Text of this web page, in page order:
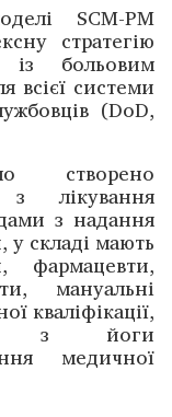
SCM-PM
­стратегію
із больовим
­всієї системи
(DoD,
з лікування
з надання
складі мають
фармацевти,
мануальні
кваліфікації,
з йоги
медичної